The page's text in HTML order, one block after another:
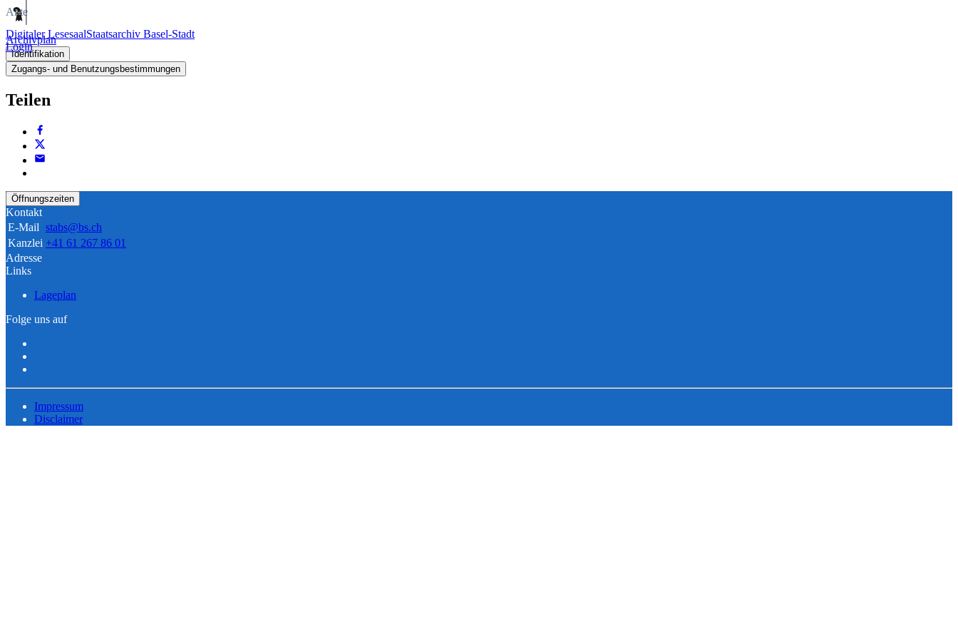
Digitaler LesesaalStaatsarchiv Basel-Stadt
Login
Akte
Archivplan
Identifikation
Zugangs- und Benutzungsbestimmungen
Teilen
Öffnungszeiten
Kontakt
E-Mail stabs@bs.ch
Kanzlei +41 61 267 86 01
Adresse
Links
Lageplan
Folge uns auf
Impressum
Disclaimer